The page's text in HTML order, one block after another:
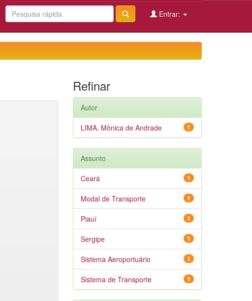
Entrar:
Refinar
Autor
1
LIMA, Mônica de Andrade
Assunto
1
Ceará
1
Modal de Transporte
1
Piauí
1
Sergipe
1
Sistema Aeroportuário
1
Sistema de Transporte